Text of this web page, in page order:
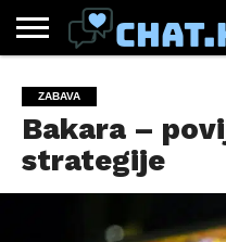
CHAT.HR
ZABAVA
ŽIVOT
VIRALNO
ZABAVA
Bakara –
strategije